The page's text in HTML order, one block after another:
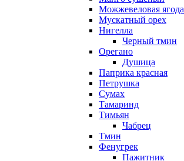
Можжевеловая ягода
Мускатный орех
Нигелла
Черный тмин
Орегано
Душица
Паприка красная
Петрушка
Сумах
Тамаринд
Тимьян
Чабрец
Тмин
Фенугрек
Пажитник